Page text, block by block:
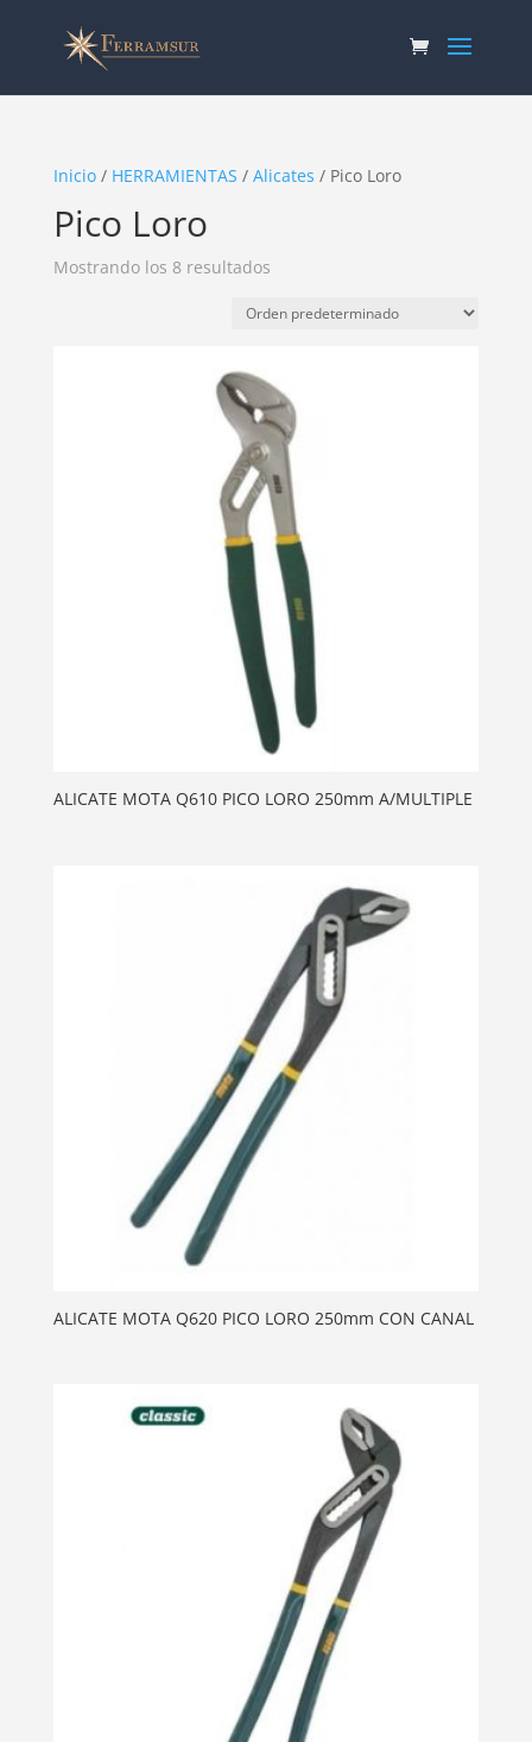
Inicio/ HERRAMIENTAS / Alicates / Pico Loro
Pico Loro
Mostrando los 8 resultados
ALICATE MOTA Q610 PICO LORO 250mm A/MULTIPLE
ALICATE MOTA Q620 PICO LORO 250mm CON CANAL